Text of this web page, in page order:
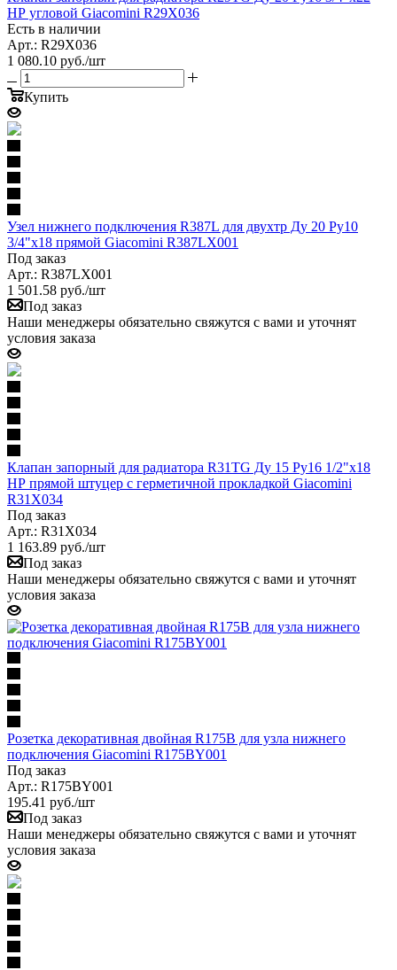
НР угловой Giacomini R29X036
Есть в наличии
Арт.: R29X036
1 080.10 руб./шт
Купить
Узел нижнего подключения R387L для двухтр Ду 20 Ру10
3/4"x18 прямой Giacomini R387LX001
Под заказ
Арт.: R387LX001
1 501.58 руб./шт
Под заказ
Наши менеджеры обязательно свяжутся с вами и уточнят
условия заказа
Клапан запорный для радиатора R31TG Ду 15 Ру16 1/2"x18
НР прямой штуцер с герметичной прокладкой Giacomini
R31X034
Под заказ
Арт.: R31X034
1 163.89 руб./шт
Под заказ
Наши менеджеры обязательно свяжутся с вами и уточнят
условия заказа
Розетка декоративная двойная R175B для узла нижнего
подключения Giacomini R175BY001
Под заказ
Арт.: R175BY001
195.41 руб./шт
Под заказ
Наши менеджеры обязательно свяжутся с вами и уточнят
условия заказа